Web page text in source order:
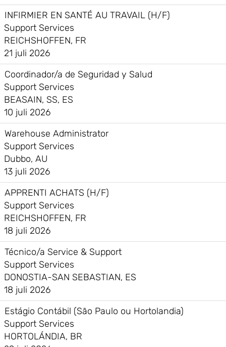
INFIRMIER EN SANTÉ AU TRAVAIL (H/F)
Support Services
REICHSHOFFEN, FR
21 juli 2026
Coordinador/a de Seguridad y Salud
Support Services
BEASAIN, SS, ES
10 juli 2026
Warehouse Administrator
Support Services
Dubbo, AU
13 juli 2026
APPRENTI ACHATS (H/F)
Support Services
REICHSHOFFEN, FR
18 juli 2026
Técnico/a Service & Support
Support Services
DONOSTIA-SAN SEBASTIAN, ES
18 juli 2026
Estágio Contábil (São Paulo ou Hortolandia)
Support Services
HORTOLÁNDIA, BR